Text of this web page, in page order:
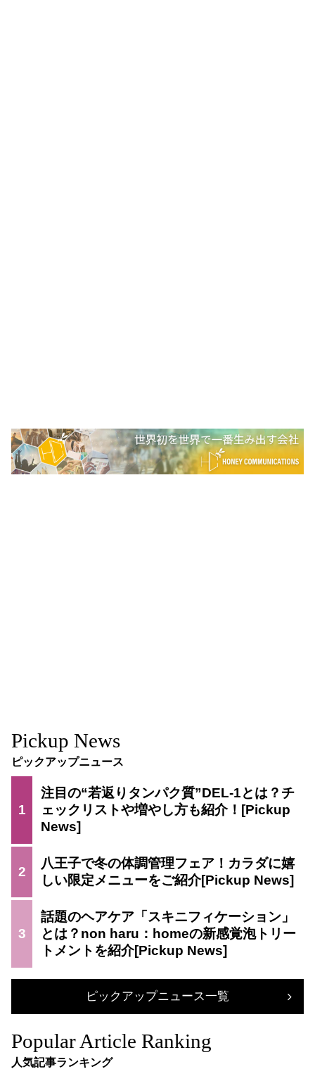
Pickup News
ピックアップニュース
1
注目の“若返りタンパク質”DEL-1とは？チ
ェックリストや増やし方も紹介！
2
八王子で冬の体調管理フェア！カラダに嬉
しい限定メニューをご紹介
3
話題のヘアケア「スキニフィケーション」
とは？non haru：homeの新感覚泡トリー
トメントを紹介
ピックアップニュース一覧
Popular Article Ranking
人気記事ランキング